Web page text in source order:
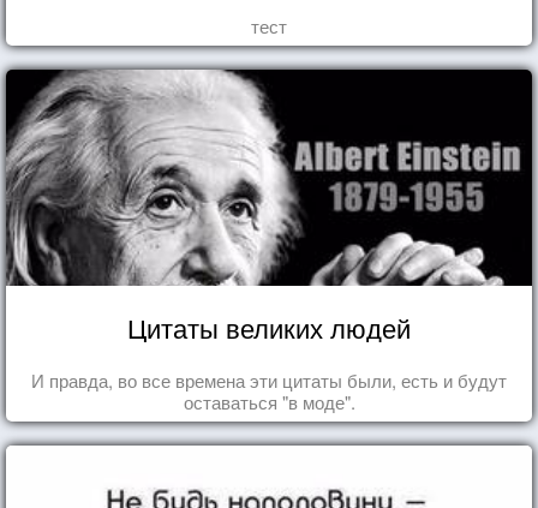
тест
Цитаты великих людей
И правда, во все времена эти цитаты были, есть и будут
оставаться "в моде".